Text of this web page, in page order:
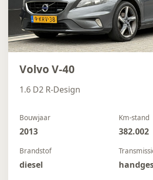
Volvo V-40
1.6 D2 R-Design
Bouwjaar
2013
Km-stand
382.002
Brandstof
diesel